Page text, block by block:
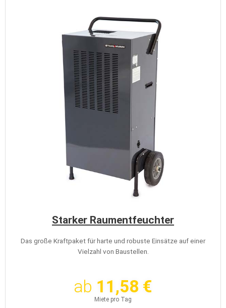
Starker Raumentfeuchter
Das große Kraftpaket für harte und robuste Einsätze auf einer
Vielzahl von Baustellen.
ab 11,58 €
Miete pro Tag